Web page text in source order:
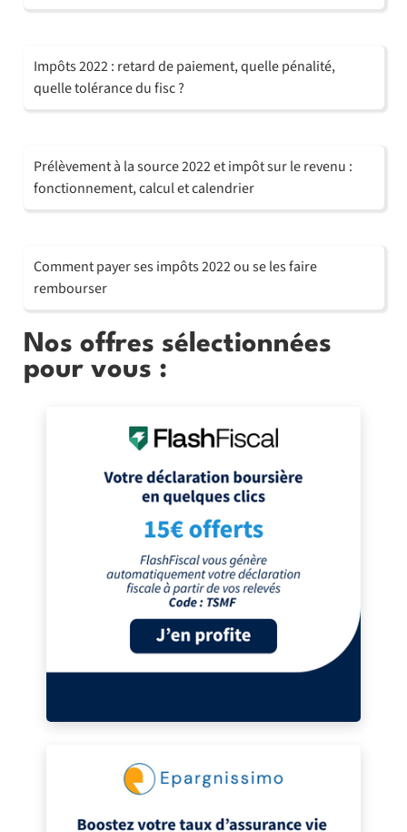
Impôts 2022 : retard de paiement, quelle pénalité,
quelle tolérance du fisc ?
Prélèvement à la source 2022 et impôt sur le revenu :
fonctionnement, calcul et calendrier
Comment payer ses impôts 2022 ou se les faire
rembourser
Nos offres sélectionnées
pour vous :